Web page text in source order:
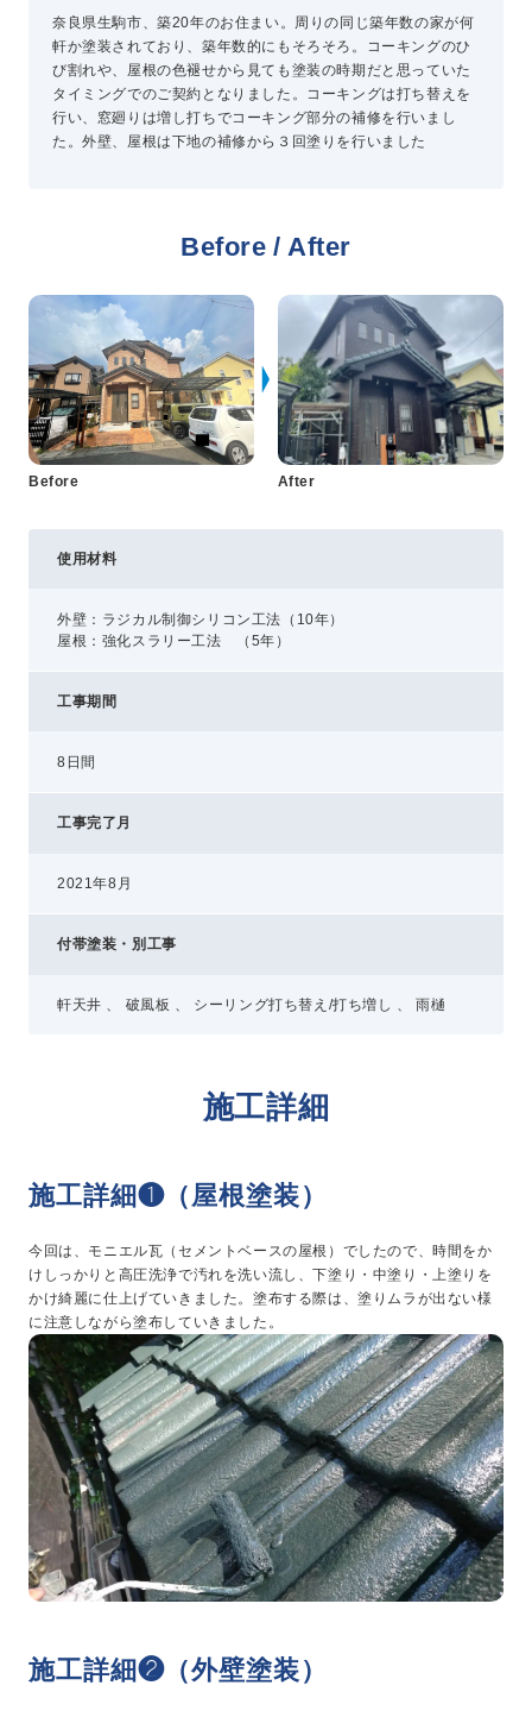
現地診断見積もり（無料）
無料点検
施工パートナー募集
総合お問い合わせ
奈良県生駒市、築20年のお住まい。周りの同じ築年数の家が何
軒か塗装されており、築年数的にもそろそろ。コーキングのひ
び割れや、屋根の色褪せから見ても塗装の時期だと思っていた
タイミングでのご契約となりました。コーキングは打ち替えを
行い、窓廻りは増し打ちでコーキング部分の補修を行いまし
た。外壁、屋根は下地の補修から３回塗りを行いました
Before / After
Before After
使用材料
外壁：ラジカル制御シリコン工法（10年）
屋根：強化スラリー工法 （5年）
工事期間
8日間
工事完了月
2021年8月
付帯塗装・別工事
軒天井 、 破風板 、 シーリング打ち替え/打ち増し 、 雨樋
施工詳細
施工詳細❶（屋根塗装）
今回は、モニエル瓦（セメントベースの屋根）でしたので、時間をか
けしっかりと高圧洗浄で汚れを洗い流し、下塗り・中塗り・上塗りを
かけ綺麗に仕上げていきました。塗布する際は、塗りムラが出ない様
に注意しながら塗布していきました。
施工詳細❷（外壁塗装）